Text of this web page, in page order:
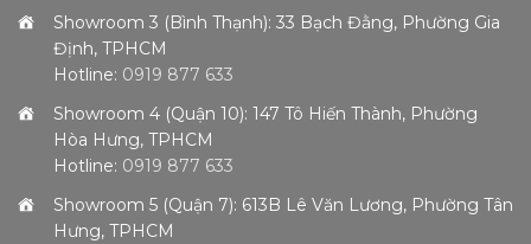
Showroom 3 (Bình Thạnh): 33 Bạch Đằng, Phường Gia
Định, TPHCM
Hotline: 0919 877 633
Showroom 4 (Quận 10): 147 Tô Hiến Thành, Phường
Hòa Hưng, TPHCM
Hotline: 0919 877 633
Showroom 5 (Quận 7): 613B Lê Văn Lương, Phường Tân
Hưng, TPHCM